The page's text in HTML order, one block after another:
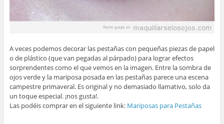
A veces podemos decorar las pestañas con pequeñas piezas de papel
o de plástico (que van pegadas al párpado) para lograr efectos
sorprendentes como el que vemos en la imagen. Entre la sombra de
ojos verde y la mariposa posada en las pestañas parece una escena
campestre primaveral. Es original y no demasiado llamativo, solo da
un toque especial. ¡nos gusta!.
Las podéis comprar en el siguiente link: Mariposas para Pestañas